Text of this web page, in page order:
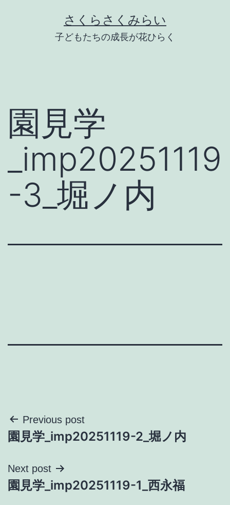
さくらさくみらい
子どもたちの成長が花ひらく
園見学
_imp20251119
-3_堀ノ内
投
稿
ナ
ビ
Previous post
園見学_imp20251119-2_堀ノ内
Next post
園見学_imp20251119-1_西永福